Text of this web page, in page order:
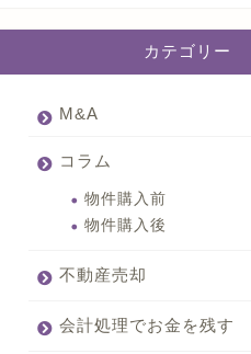
カテゴリー
M&A
コラム
物件購入前
物件購入後
不動産売却
会計処理でお金を残す